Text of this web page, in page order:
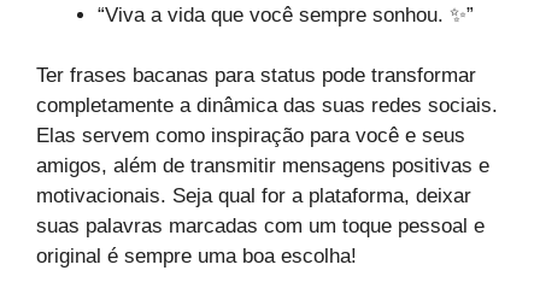
“Viva a vida que você sempre sonhou. ✨”
Ter frases bacanas para status pode transformar
completamente a dinâmica das suas redes sociais.
Elas servem como inspiração para você e seus
amigos, além de transmitir mensagens positivas e
motivacionais. Seja qual for a plataforma, deixar
suas palavras marcadas com um toque pessoal e
original é sempre uma boa escolha!